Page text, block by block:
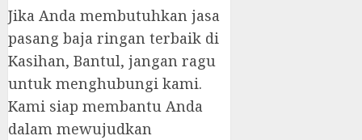
Jika Anda membutuhkan jasa
pasang baja ringan terbaik di
Kasihan, Bantul, jangan ragu
untuk menghubungi kami.
Kami siap membantu Anda
dalam mewujudkan